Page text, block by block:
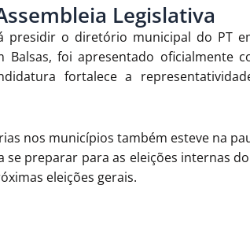
Legislativa
presidir o diretório municipal do PT
foi apresentado oficialmente
fortalece a
nos municípios também esteve na
preparar para as eleições internas
eleições gerais.